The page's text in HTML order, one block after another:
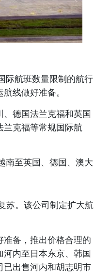
际航班数量限制的航行
线做好准备。
德国法兰克福和英国
兰克福等常规国际航
南至英国、德国、澳大
苏。该公司制定扩大航
备，推出价格合理的
内至日本东京、韩国
已出售河内和胡志明市